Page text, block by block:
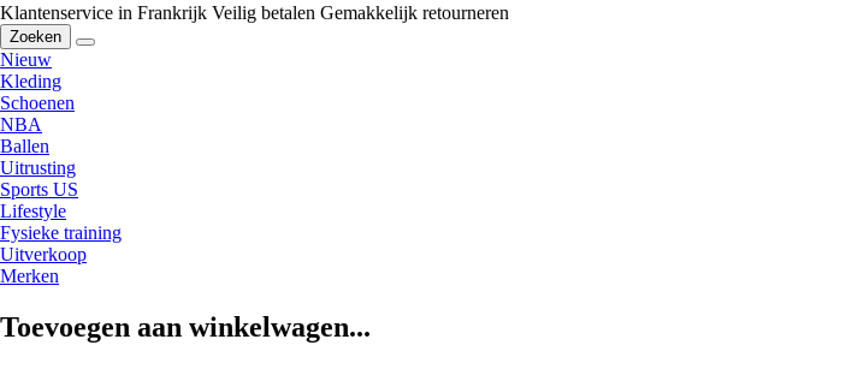
Klantenservice in Frankrijk Veilig betalen Gemakkelijk retourneren
Zoeken
Nieuw
Kleding
Schoenen
NBA
Ballen
Uitrusting
Sports US
Lifestyle
Fysieke training
Uitverkoop
Merken
Toevoegen aan winkelwagen...